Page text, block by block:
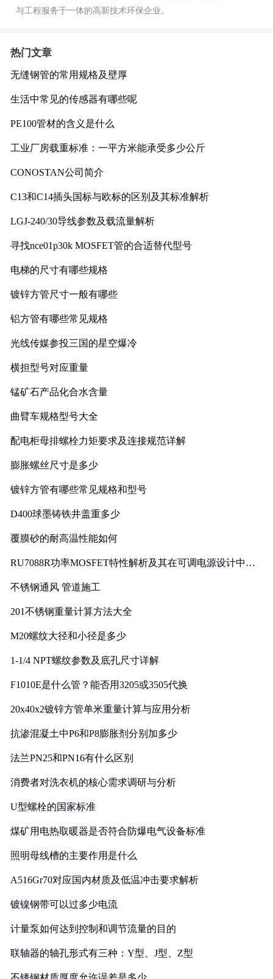
与工程服务于一体的高新技术环保企业。
热门文章
无缝钢管的常用规格及壁厚
生活中常见的传感器有哪些呢
PE100管材的含义是什么
工业厂房载重标准：一平方米能承受多少公斤
CONOSTAN公司简介
C13和C14插头国标与欧标的区别及其标准解析
LGJ-240/30导线参数及载流量解析
寻找nce01p30k MOSFET管的合适替代型号
电梯的尺寸有哪些规格
镀锌方管尺寸一般有哪些
铝方管有哪些常见规格
光线传媒参投三国的星空爆冷
横担型号对应重量
锰矿石产品化合水含量
曲臂车规格型号大全
配电柜母排螺栓力矩要求及连接规范详解
膨胀螺丝尺寸是多少
镀锌方管有哪些常见规格和型号
D400球墨铸铁井盖重多少
覆膜砂的耐高温性能如何
RU7088R功率MOSFET特性解析及其在可调电源设计中的
不锈钢通风 管道施工
201不锈钢重量计算方法大全
M20螺纹大径和小径是多少
1-1/4 NPT螺纹参数及底孔尺寸详解
F1010E是什么管？能否用3205或3505代换
20x40x2镀锌方管单米重量计算与应用分析
抗渗混凝土中P6和P8膨胀剂分别加多少
法兰PN25和PN16有什么区别
消费者对洗衣机的核心需求调研与分析
U型螺栓的国家标准
煤矿用电热取暖器是否符合防爆电气设备标准
照明母线槽的主要作用是什么
A516Gr70对应国内材质及低温冲击要求解析
镀镍钢带可以过多少电流
计量泵如何达到控制和调节流量的目的
联轴器的轴孔形式有三种：Y型、J型、Z型